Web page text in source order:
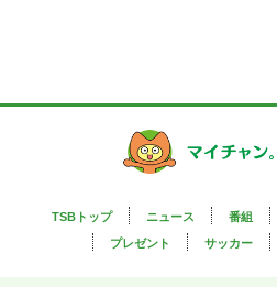
TSBトップ ニュース 番組
プレゼント
サッカー